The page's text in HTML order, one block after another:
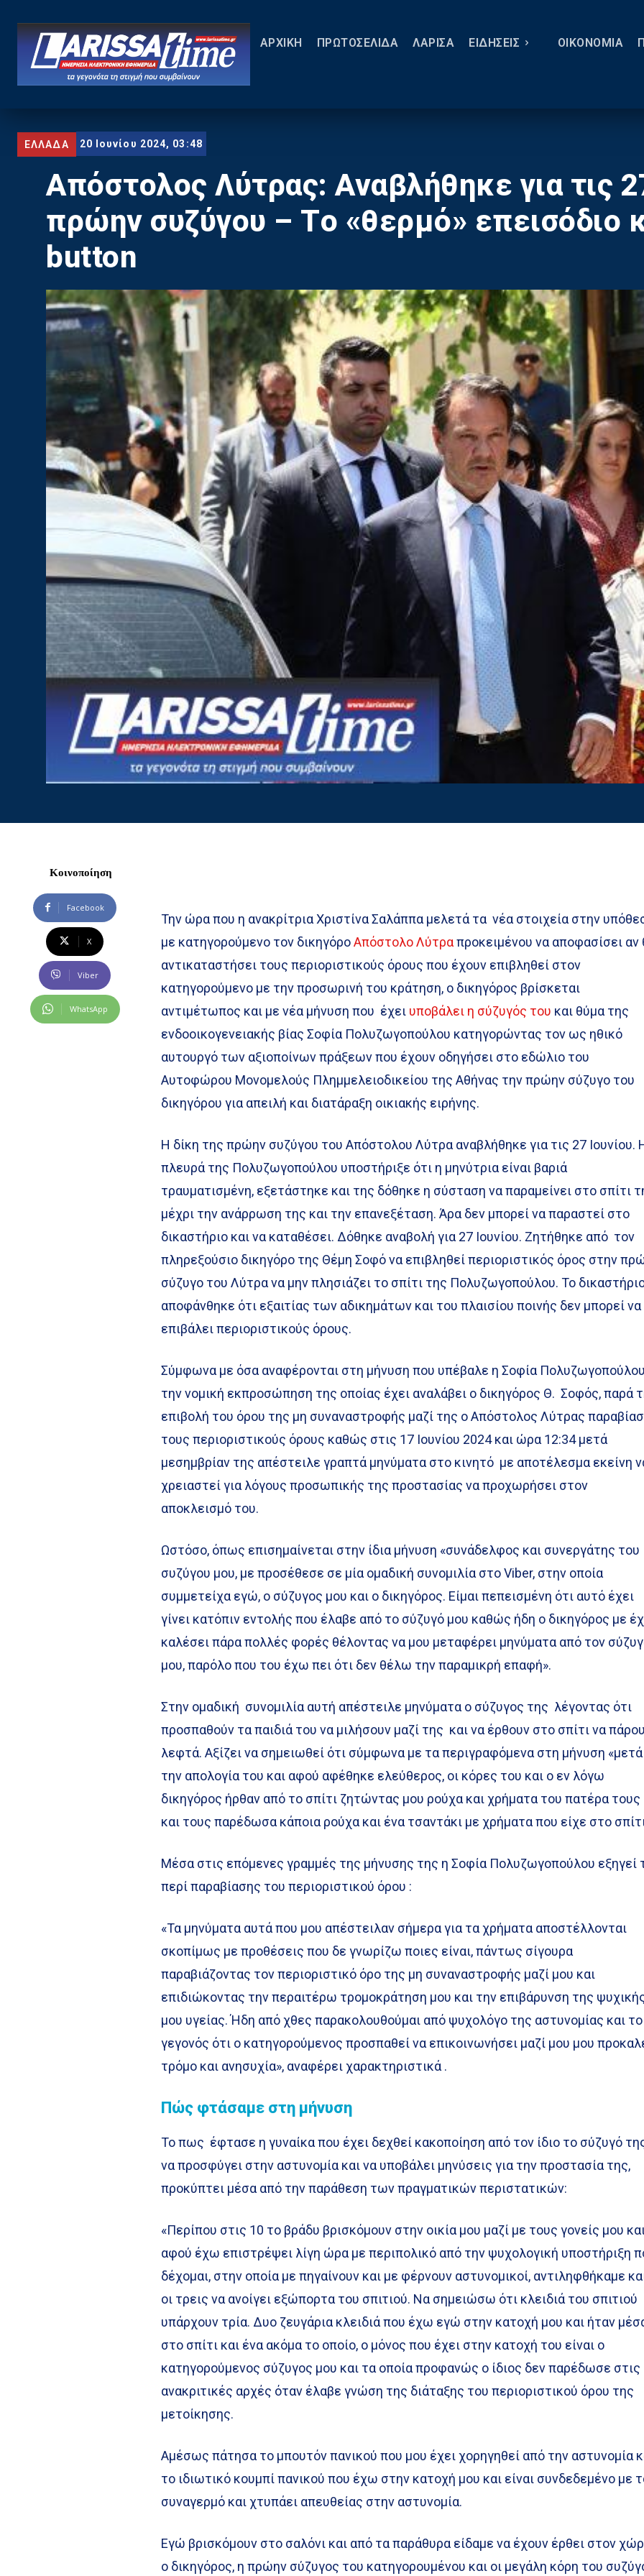
ΑΡΧΙΚΗ ΠΡΩΤΟΣΕΛΙΔΑ ΛΑΡΙΣΑ ΕΙΔΗΣΕΙΣ ΟΙΚΟΝΟΜΙΑ
ΕΛΛΑΔΑ 20 Ιουνίου 2024, 03:48
Απόστολος Λύτρας: Αναβλήθηκε για τις
πρώην συζύγου – Tο «θερμό» επεισόδιο
button
Κοινοποίηση
Facebook
X
Viber
WhatsApp
Την ώρα που η ανακρίτρια Χριστίνα Σαλάππα μελετά τα νέα στοιχεία στην
με κατηγορούμενο τον δικηγόροΑπόστολο Λύτραπροκειμένου να αποφασίσει αν
αντικαταστήσει τους περιοριστικούς όρους που έχουν επιβληθεί στον
κατηγορούμενο με την προσωρινή του κράτηση, ο δικηγόρος βρίσκεται
αντιμέτωπος και με νέα μήνυση που έχει υποβάλει η σύζυγός του και θύμα της
ενδοοικογενειακής βίας Σοφία Πολυζωγοπούλου κατηγορώντας τον ως ηθικό
αυτουργό των αξιοποίνων πράξεων που έχουν οδηγήσει στο εδώλιο του
Αυτοφώρου Μονομελούς Πλημμελειοδικείου της Αθήνας την πρώην σύζυγο του
δικηγόρου για απειλή και διατάραξη οικιακής ειρήνης.
Η δίκη της πρώην συζύγου του Απόστολου Λύτρα αναβλήθηκε για τις 27 Ιουνίου.
πλευρά της Πολυζωγοπούλου υποστήριξε ότι η μηνύτρια είναι βαριά
τραυματισμένη, εξετάστηκε και της δόθηκε η σύσταση να παραμείνει στο σπίτι
μέχρι την ανάρρωση της και την επανεξέταση. Άρα δεν μπορεί να παραστεί στο
δικαστήριο και να καταθέσει. Δόθηκε αναβολή για 27 Ιουνίου. Ζητήθηκε από τον
πληρεξούσιο δικηγόρο της Θέμη Σοφό να επιβληθεί περιοριστικός όρος στην
σύζυγο του Λύτρα να μην πλησιάζει το σπίτι της Πολυζωγοπούλου. Το
αποφάνθηκε ότι εξαιτίας των αδικημάτων και του πλαισίου ποινής δεν μπορεί να
επιβάλει περιοριστικούς όρους.
Σύμφωνα με όσα αναφέρονται στη μήνυση που υπέβαλε η Σοφία
την νομική εκπροσώπηση της οποίας έχει αναλάβει ο δικηγόρος Θ. Σοφός, παρά
επιβολή του όρου της μη συναναστροφής μαζί της ο Απόστολος Λύτρας
τους περιοριστικούς όρους καθώς στις 17 Ιουνίου 2024 και ώρα 12:34 μετά
μεσημβρίαν της απέστειλε γραπτά μηνύματα στο κινητό με αποτέλεσμα εκείνη
χρειαστεί για λόγους προσωπικής της προστασίας να προχωρήσει στον
αποκλεισμό του.
Ωστόσο, όπως επισημαίνεται στην ίδια μήνυση «συνάδελφος και συνεργάτης του
συζύγου μου, με προσέθεσε σε μία ομαδική συνομιλία στο Viber, στην οποία
συμμετείχα εγώ, ο σύζυγος μου και ο δικηγόρος. Είμαι πεπεισμένη ότι αυτό έχει
γίνει κατόπιν εντολής που έλαβε από το σύζυγό μου καθώς ήδη ο δικηγόρος με
καλέσει πάρα πολλές φορές θέλοντας να μου μεταφέρει μηνύματα από τον
μου, παρόλο που του έχω πει ότι δεν θέλω την παραμικρή επαφή».
Στην ομαδική συνομιλία αυτή απέστειλε μηνύματα ο σύζυγος της λέγοντας ότι
προσπαθούν τα παιδιά του να μιλήσουν μαζί της και να έρθουν στο σπίτι να
λεφτά. Αξίζει να σημειωθεί ότι σύμφωνα με τα περιγραφόμενα στη μήνυση «μετά
την απολογία του και αφού αφέθηκε ελεύθερος, οι κόρες του και ο εν λόγω
δικηγόρος ήρθαν από το σπίτι ζητώντας μου ρούχα και χρήματα του πατέρα τους
και τους παρέδωσα κάποια ρούχα και ένα τσαντάκι με χρήματα που είχε στο
Μέσα στις επόμενες γραμμές της μήνυσης της η Σοφία Πολυζωγοπούλου εξηγεί
περί παραβίασης του περιοριστικού όρου :
«Τα μηνύματα αυτά που μου απέστειλαν σήμερα για τα χρήματα αποστέλλονται
σκοπίμως με προθέσεις που δε γνωρίζω ποιες είναι, πάντως σίγουρα
παραβιάζοντας τον περιοριστικό όρο της μη συναναστροφής μαζί μου και
επιδιώκοντας την περαιτέρω τρομοκράτηση μου και την επιβάρυνση της
μου υγείας. Ήδη από χθες παρακολουθούμαι από ψυχολόγο της αστυνομίας και το
γεγονός ότι ο κατηγορούμενος προσπαθεί να επικοινωνήσει μαζί μου μου
τρόμο και ανησυχία», αναφέρει χαρακτηριστικά .
Πώς φτάσαμε στη μήνυση
Το πως έφτασε η γυναίκα που έχει δεχθεί κακοποίηση από τον ίδιο το σύζυγό
να προσφύγει στην αστυνομία και να υποβάλει μηνύσεις για την προστασία της,
προκύπτει μέσα από την παράθεση των πραγματικών περιστατικών:
«Περίπου στις 10 το βράδυ βρισκόμουν στην οικία μου μαζί με τους γονείς μου
αφού έχω επιστρέψει λίγη ώρα με περιπολικό από την ψυχολογική υποστήριξη
δέχομαι, στην οποία με πηγαίνουν και με φέρνουν αστυνομικοί, αντιληφθήκαμε
οι τρεις να ανοίγει εξώπορτα του σπιτιού. Να σημειώσω ότι κλειδιά του σπιτιού
υπάρχουν τρία. Δυο ζευγάρια κλειδιά που έχω εγώ στην κατοχή μου και ήταν
στο σπίτι και ένα ακόμα το οποίο, ο μόνος που έχει στην κατοχή του είναι ο
κατηγορούμενος σύζυγος μου και τα οποία προφανώς ο ίδιος δεν παρέδωσε στις
ανακριτικές αρχές όταν έλαβε γνώση της διάταξης του περιοριστικού όρου της
μετοίκησης.
Αμέσως πάτησα το μπουτόν πανικού που μου έχει χορηγηθεί από την αστυνομία
το ιδιωτικό κουμπί πανικού που έχω στην κατοχή μου και είναι συνδεδεμένο με
συναγερμό και χτυπάει απευθείας στην αστυνομία.
Εγώ βρισκόμουν στο σαλόνι και από τα παράθυρα είδαμε να έχουν έρθει στον
ο δικηγόρος, η πρώην σύζυγος του κατηγορουμένου και οι μεγάλη κόρη του